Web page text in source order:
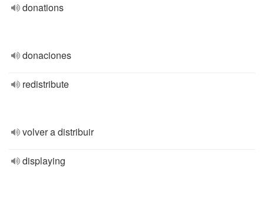
donations
donaciones
redistribute
volver a distribuir
displaying